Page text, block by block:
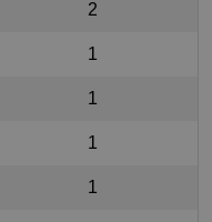
2
1
1
1
1